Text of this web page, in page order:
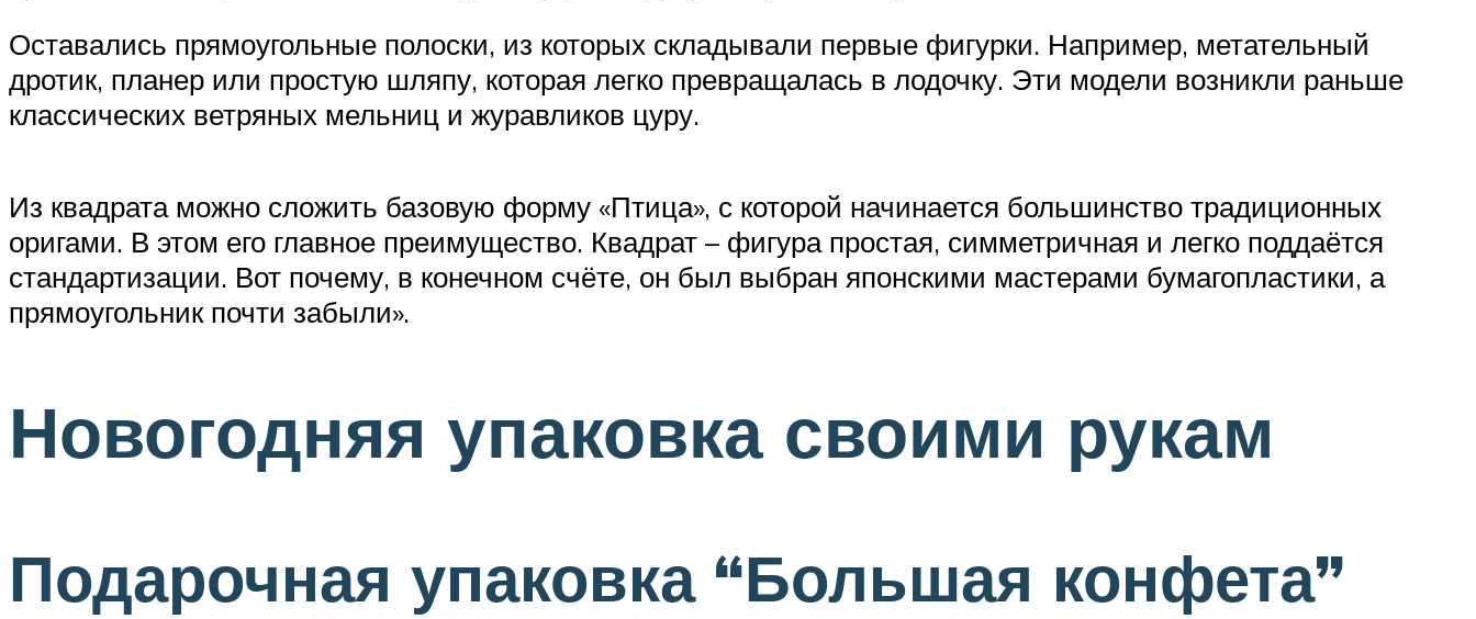
Оставались прямоугольные полоски, из которых складывали первые фигурки. Например, метательный
дротик, планер или простую шляпу, которая легко превращалась в лодочку. Эти модели возникли раньше
классических ветряных мельниц и журавликов цуру.
Из квадрата можно сложить базовую форму «Птица», с которой начинается большинство традиционных
оригами. В этом его главное преимущество. Квадрат – фигура простая, симметричная и легко поддаётся
стандартизации. Вот почему, в конечном счёте, он был выбран японскими мастерами бумагопластики, а
прямоугольник почти забыли».
Новогодняя упаковка своими рукам
Подарочная упаковка “Большая конфета”